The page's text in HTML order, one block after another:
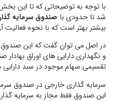
با توجه به توضیحاتی که تا این
شد تا حدودی با صندوق سرمایه
بیشتر بهتر است که با نحوه فعالیت
در اصل می توان گفت که این
و نگهداری دارایی های اوراق
تقسیمی سهام موجود در سبد
سرمایه گذاری خارجی در صندوق
این صندوق فقط مجاز به سرمایه